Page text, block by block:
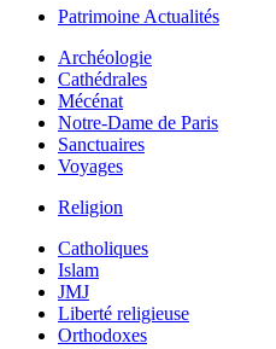
Patrimoine Actualités
Archéologie
Cathédrales
Mécénat
Notre-Dame de Paris
Sanctuaires
Voyages
Religion
Catholiques
Islam
JMJ
Liberté religieuse
Orthodoxes